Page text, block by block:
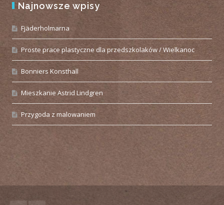
Najnowsze wpisy
Fjäderholmarna
Proste prace plastyczne dla przedszkolaków / Wielkanoc
Bonniers Konsthall
Mieszkanie Astrid Lindgren
Przygoda z malowaniem